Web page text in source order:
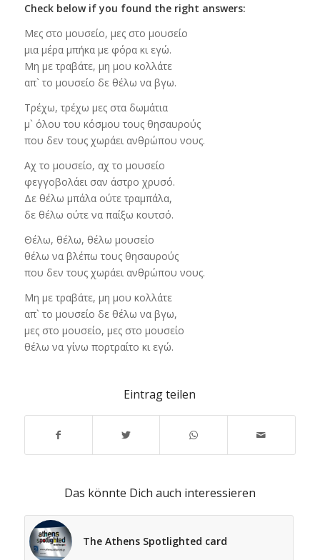
Check below if you found the right answers:
Μες στο μουσείο, μες στο μουσείο
μια μέρα μπήκα με φόρα κι εγώ.
Μη με τραβάτε, μη μου κολλάτε
απ` το μουσείο δε θέλω να βγω.
Τρέχω, τρέχω μες στα δωμάτια
μ` όλου του κόσμου τους θησαυρούς
που δεν τους χωράει ανθρώπου νους.
Αχ το μουσείο, αχ το μουσείο
φεγγοβολάει σαν άστρο χρυσό.
Δε θέλω μπάλα ούτε τραμπάλα,
δε θέλω ούτε να παίξω κουτσό.
Θέλω, θέλω, θέλω μουσείο
θέλω να βλέπω τους θησαυρούς
που δεν τους χωράει ανθρώπου νους.
Μη με τραβάτε, μη μου κολλάτε
απ` το μουσείο δε θέλω να βγω,
μες στο μουσείο, μες στο μουσείο
θέλω να γίνω πορτραίτο κι εγώ.
Eintrag teilen
Das könnte Dich auch interessieren
The Athens Spotlighted card